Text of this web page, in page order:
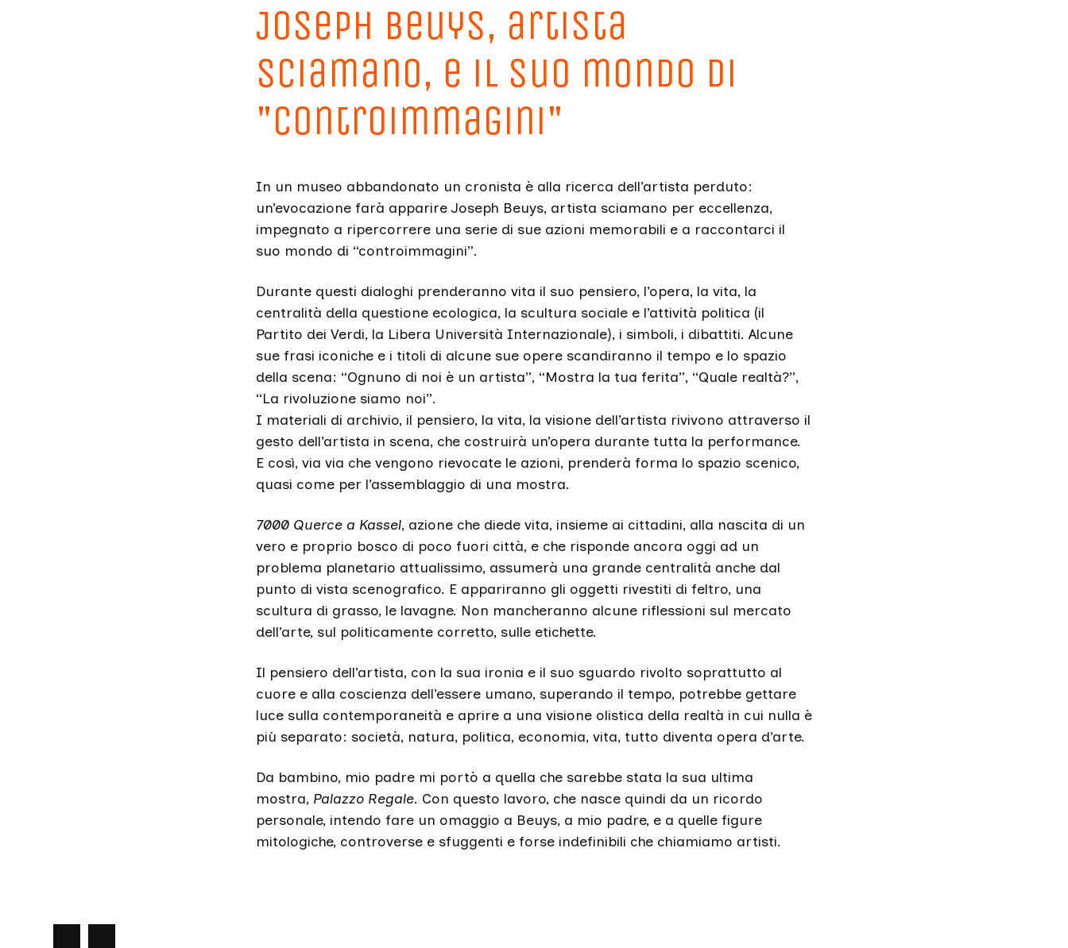
Joseph Beuys, artista
sciamano, e il suo mondo di
"controimmagini"
In un museo abbandonato un cronista è alla ricerca dell’artista perduto:
un’evocazione farà apparire Joseph Beuys, artista sciamano per eccellenza,
impegnato a ripercorrere una serie di sue azioni memorabili e a raccontarci il
suo mondo di “controimmagini”.
Durante questi dialoghi prenderanno vita il suo pensiero, l’opera, la vita, la
centralità della questione ecologica, la scultura sociale e l’attività politica (il
Partito dei Verdi, la Libera Università Internazionale), i simboli, i dibattiti. Alcune
sue frasi iconiche e i titoli di alcune sue opere scandiranno il tempo e lo spazio
della scena: “Ognuno di noi è un artista”, “Mostra la tua ferita”, “Quale realtà?”,
“La rivoluzione siamo noi”.
I materiali di archivio, il pensiero, la vita, la visione dell’artista rivivono attraverso il
gesto dell’artista in scena, che costruirà un’opera durante tutta la performance.
E così, via via che vengono rievocate le azioni, prenderà forma lo spazio scenico,
quasi come per l’assemblaggio di una mostra.
7000 Querce a Kassel, azione che diede vita, insieme ai cittadini, alla nascita di un
vero e proprio bosco di poco fuori città, e che risponde ancora oggi ad un
problema planetario attualissimo, assumerà una grande centralità anche dal
punto di vista scenografico. E appariranno gli oggetti rivestiti di feltro, una
scultura di grasso, le lavagne. Non mancheranno alcune riflessioni sul mercato
dell’arte, sul politicamente corretto, sulle etichette.
Il pensiero dell’artista, con la sua ironia e il suo sguardo rivolto soprattutto al
cuore e alla coscienza dell’essere umano, superando il tempo, potrebbe gettare
luce sulla contemporaneità e aprire a una visione olistica della realtà in cui nulla è
più separato: società, natura, politica, economia, vita, tutto diventa opera d’arte.
Da bambino, mio padre mi portò a quella che sarebbe stata la sua ultima
mostra, Palazzo Regale. Con questo lavoro, che nasce quindi da un ricordo
personale, intendo fare un omaggio a Beuys, a mio padre, e a quelle figure
mitologiche, controverse e sfuggenti e forse indefinibili che chiamiamo artisti.